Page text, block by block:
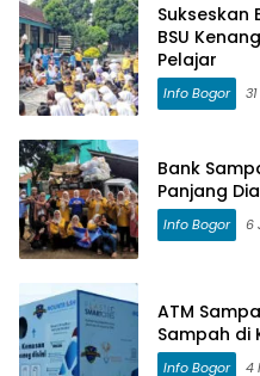
Sukseskan
BSU
Pelajar
Info Bogor
Bank
Panjang
Info Bogor 6
ATM
Sampah di
Info Bogor 4